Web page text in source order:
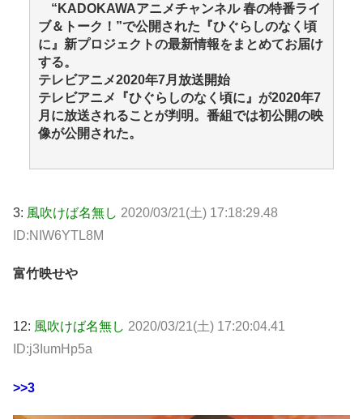
“KADOKAWAアニメチャンネル 春の特番ライ
ブ＆トーク！”で公開された『ひぐらしのなく頃
に』新プロジェクトの最新情報をまとめてお届け
する。
テレビアニメ2020年7月放送開始
テレビアニメ『ひぐらしのなく頃に』が2020年7
月に放送されることが判明。番組では初公開の映
像が公開された。
3: 風吹けば名無し 2020/03/21(土) 17:18:29.48
ID:NIW6YTL8M
富竹映せや
12: 風吹けば名無し 2020/03/21(土) 17:20:04.41
ID:j3IumHp5a
>>3